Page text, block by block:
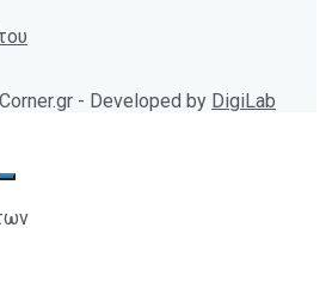
- Developed by DigiLab